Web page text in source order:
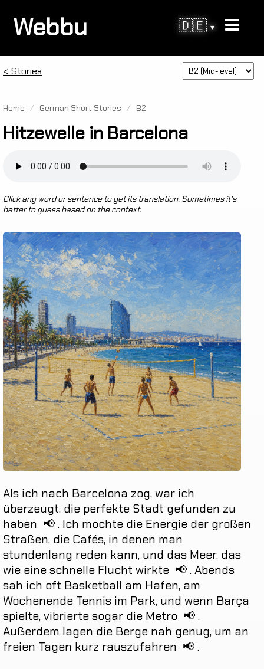
Webbu 🇩🇪▾
< Stories
Home / German Short Stories / B2
Hitzewelle in Barcelona
Click any word or sentence to get its translation. Sometimes it's
better to guess based on the context.
Als ich nach Barcelona zog,war ich
überzeugt, die perfekte Stadt gefunden zu
haben 📢. Ich mochte die Energie der großen
Straßen, die Cafés, in denen man
stundenlang reden kann, und das Meer, das
wie eineschnelle Flucht wirkte 📢. Abends
sah ich oft Basketball am Hafen, am
Wochenende Tennis im Park, und wenn Barça
spielte,vibriertesogar die Metro 📢.
Außerdem lagen die Berge nah genug, um an
freien Tagen kurz rauszufahren 📢.